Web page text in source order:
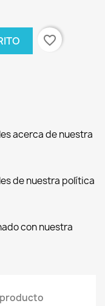
favorite_border
acerca de nuestra
de nuestra política
con nuestra